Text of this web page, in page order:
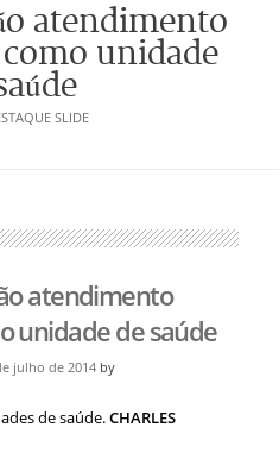
atendimento
unidade
SLIDE
atendimento
unidade de saúde
julho de 2014 by
de saúde.CHARLES